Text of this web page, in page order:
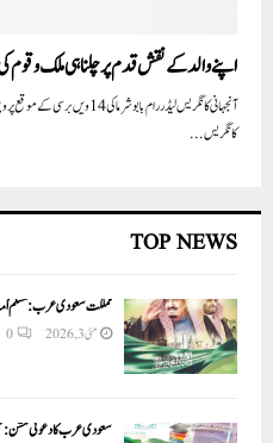
اپنے والد کے نقش قدم پر چلنا ہی ملک و
آنجہانی کانگریس لیڈر رام بابو
کانگریس...
TOP NEWS
مملکت سعودی عرب: مسلم اُمہ
مئی 3, 2026 0
سعودی عرب کا دعوتی مشن: